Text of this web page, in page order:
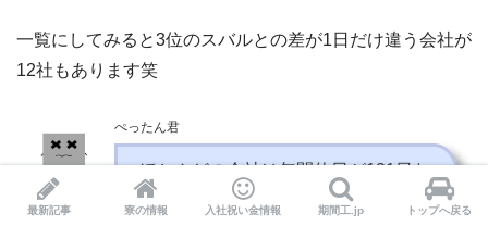
一覧にしてみると3位のスバルとの差が1日だけ違う会社が
12社もあります笑
ぺったん君
ほとんどの会社は年間休日が121日な
んだ！
最新記事 寮の情報 入社祝い金情報 期間工.jp トップへ戻る